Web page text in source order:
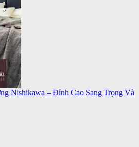
Nishikawa – Đỉnh Cao Sang Trọng Và